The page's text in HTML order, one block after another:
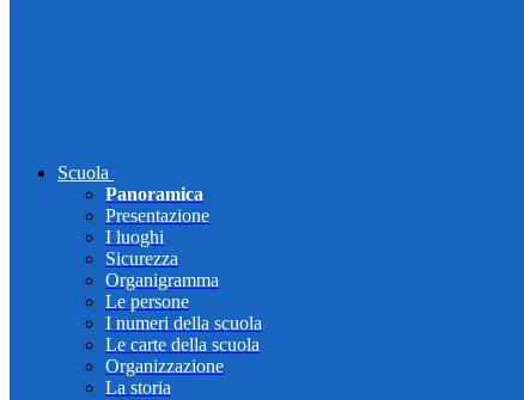
Scuola
Panoramica
Presentazione
I luoghi
Sicurezza
Organigramma
Le persone
I numeri della scuola
Le carte della scuola
Organizzazione
La storia